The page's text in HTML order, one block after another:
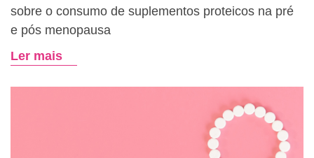
sobre o consumo de suplementos proteicos na pré
e pós menopausa
Ler mais